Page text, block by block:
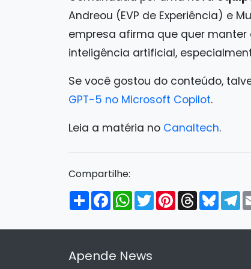
Andreou (EVP de Experiência) e
empresa afirma que quer
inteligência artificial,
Se você gostou do conteúdo,
GPT-5 no Microsoft Copilot.
Leia a matéria no Canaltech.
Compartilhe:
Compartilhar
FacebookWhatsApp
TwitterPinterestThreads
Apende News